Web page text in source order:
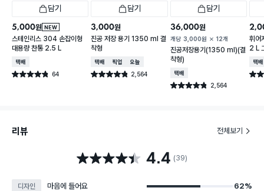
담기
NEW
5,000원
스테인리스 304 손잡이형
대용량 찬통 2.5 L
택배배송
별점 4.8점 64
건 작성
담기
3,000원
진공 저장 용기 1350 ml 결
착형
택배배송매장픽업오늘배송
별점 4.8점 2,564
건 작성
담기
36,000원
개당 3,000원 12개
진공저장용기(1350 ml)(결
착형)
택배배송
별점 4.8점 2,564
건 작성
휘어
2 L
택배
별점
리뷰 전체보기
별점 4.4점 4.4 (39)
디자인 마음에 들어요 62%